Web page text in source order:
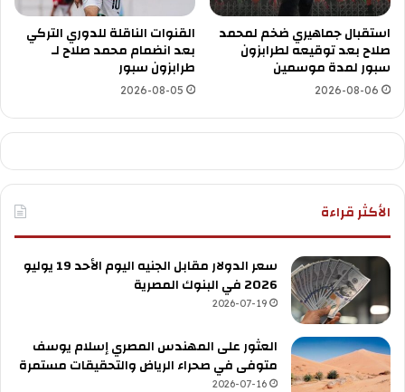
استقبال جماهيري ضخم لمحمد
صلاح بعد توقيعه لطرابزون
سبور لمدة موسمين
2026-08-06
القنوات الناقلة للدوري التركي
بعد انضمام محمد صلاح لـ
طرابزون سبور
2026-08-05
الأكثر قراءة
سعر الدولار مقابل الجنيه اليوم الأحد 19 يوليو
2026 في البنوك المصرية
2026-07-19
العثور على المهندس المصري إسلام يوسف
متوفى في صحراء الرياض والتحقيقات مستمرة
2026-07-16